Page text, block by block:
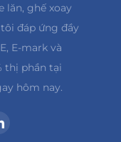
lăn, ghế xoay
đáp ứng đầy
E-mark và
thị phần tại
hôm nay.